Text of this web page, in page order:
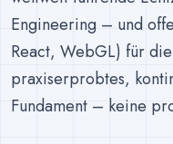
Engineering – und
React, WebGL) für
praxiserprobtes,
Fundament – keine